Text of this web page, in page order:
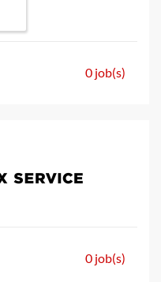
0 job(s)
0 job(s)